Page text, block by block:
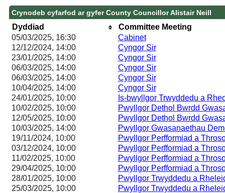
Crynodeb cyfarfod ar gyfer County Councillor Alistair Neill
Dyddiad
Committee Meeting
05/03/2025, 16:30
Cabinet
12/12/2024, 14:00 Cyngor Sir
23/01/2025, 14:00 Cyngor Sir
06/03/2025, 14:00 Cyngor Sir
06/03/2025, 14:00 Cyngor Sir
10/04/2025, 14:00 Cyngor Sir
24/01/2025, 10:00
Is-bwyllgor Trwyddedu a
10/02/2025, 10:00
Pwyllgor Dethol Bwrdd
12/05/2025, 10:00
Pwyllgor Dethol Bwrdd
10/03/2025, 14:00
Pwyllgor Gwasanaethau
19/11/2024, 10:00
Pwyllgor Perfformiad a
03/12/2024, 10:00
Pwyllgor Perfformiad a
11/02/2025, 10:00
Pwyllgor Perfformiad a
29/04/2025, 10:00
Pwyllgor Perfformiad a
28/01/2025, 10:00
Pwyllgor Trwyddedu a
25/03/2025, 10:00
Pwyllgor Trwyddedu a